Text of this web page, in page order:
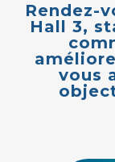
Rendez-
Hall 3,
vous